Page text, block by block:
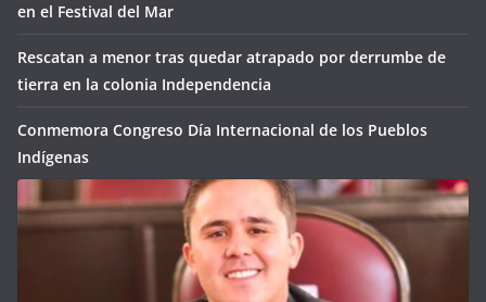
en el Festival del Mar
Rescatan a menor tras quedar atrapado por derrumbe de
tierra en la colonia Independencia
Conmemora Congreso Día Internacional de los Pueblos
Indígenas